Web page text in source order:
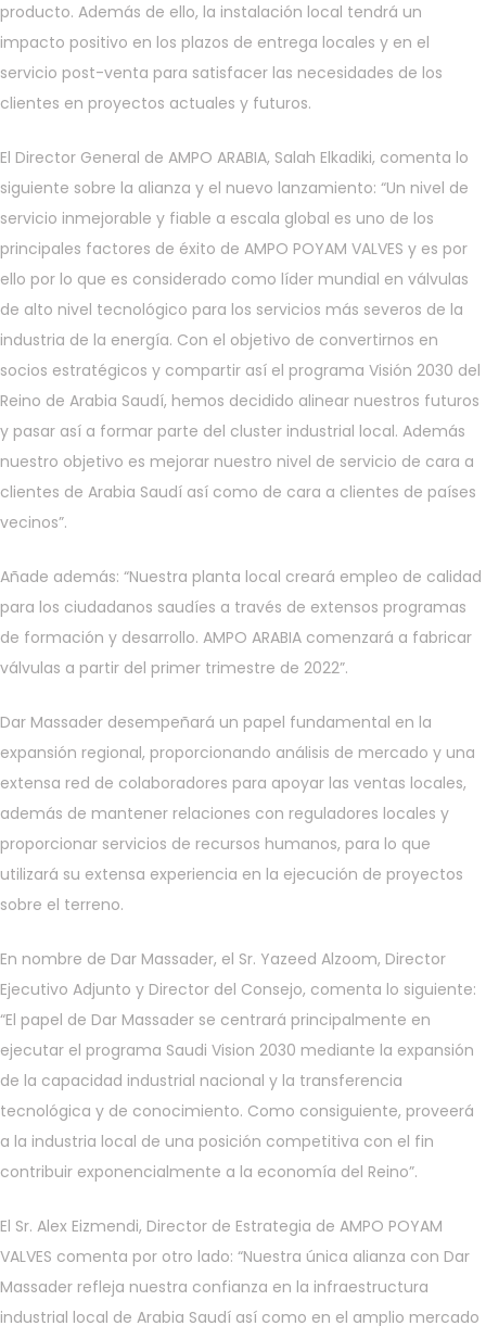
producto. Además de ello, la instalación local tendrá un
impacto positivo en los plazos de entrega locales y en el
servicio post-venta para satisfacer las necesidades de los
clientes en proyectos actuales y futuros.
El Director General de AMPO ARABIA, Salah Elkadiki, comenta lo
siguiente sobre la alianza y el nuevo lanzamiento: “Un nivel de
servicio inmejorable y fiable a escala global es uno de los
principales factores de éxito de AMPO POYAM VALVES y es por
ello por lo que es considerado como líder mundial en válvulas
de alto nivel tecnológico para los servicios más severos de la
industria de la energía. Con el objetivo de convertirnos en
socios estratégicos y compartir así el programa Visión 2030 del
Reino de Arabia Saudí, hemos decidido alinear nuestros futuros
y pasar así a formar parte del cluster industrial local. Además
nuestro objetivo es mejorar nuestro nivel de servicio de cara a
clientes de Arabia Saudí así como de cara a clientes de países
vecinos”.
Añade además: “Nuestra planta local creará empleo de calidad
para los ciudadanos saudíes a través de extensos programas
de formación y desarrollo. AMPO ARABIA comenzará a fabricar
válvulas a partir del primer trimestre de 2022”.
Dar Massader desempeñará un papel fundamental en la
expansión regional, proporcionando análisis de mercado y una
extensa red de colaboradores para apoyar las ventas locales,
además de mantener relaciones con reguladores locales y
proporcionar servicios de recursos humanos, para lo que
utilizará su extensa experiencia en la ejecución de proyectos
sobre el terreno.
En nombre de Dar Massader, el Sr. Yazeed Alzoom, Director
Ejecutivo Adjunto y Director del Consejo, comenta lo siguiente:
“El papel de Dar Massader se centrará principalmente en
ejecutar el programa Saudi Vision 2030 mediante la expansión
de la capacidad industrial nacional y la transferencia
tecnológica y de conocimiento. Como consiguiente, proveerá
a la industria local de una posición competitiva con el fin
contribuir exponencialmente a la economía del Reino”.
El Sr. Alex Eizmendi, Director de Estrategia de AMPO POYAM
VALVES comenta por otro lado: “Nuestra única alianza con Dar
Massader refleja nuestra confianza en la infraestructura
industrial local de Arabia Saudí así como en el amplio mercado